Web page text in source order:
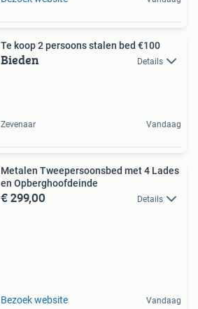
Te koop 2 persoons stalen bed €100
Bieden Details
Zevenaar Vandaag
Metalen Tweepersoonsbed met 4 Lades
en Opberghoofdeinde
€ 299,00 Details
Bezoek website Vandaag